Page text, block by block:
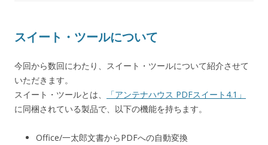
スイート・ツールについて
今回から数回にわたり、スイート・ツールについて紹介させて
いただきます。
スイート・ツールとは、
「アンテナハウス PDFスイート4.1」
に同梱されている製品で、以下の機能を持ちます。
Office/一太郎文書からPDFへの自動変換